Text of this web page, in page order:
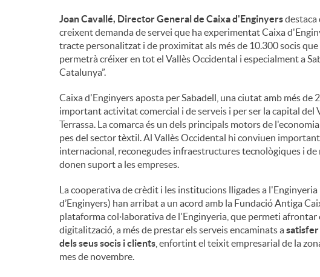
Joan Cavallé, Director General de Caixa d'Enginyersdestaca
creixent demanda de servei que ha experimentat Caixa
tracte personalitzat i de proximitat als més de 10.300 socis
permetrà créixer en tot el Vallès Occidental i especialment a
Catalunya”.
Caixa d'Enginyers aposta per Sabadell, una ciutat amb més de
important activitat comercial i de serveis i per ser la capital
Terrassa. La comarca és un dels principals motors de
pes del sector tèxtil. Al Vallès Occidental hi conviuen
internacional, reconegudes infraestructures tecnològiques i
donen suport a les empreses.
La cooperativa de crèdit i les institucions lligades a
d’Enginyers) han arribat a un acord amb la Fundació Antiga
plataforma col·laborativa de l'Enginyeria, que permeti afrontar
digitalització, a més de prestar els serveis encaminats asatisfer
dels seus socis i clients , enfortint el teixit empresarial de la
mes de novembre.